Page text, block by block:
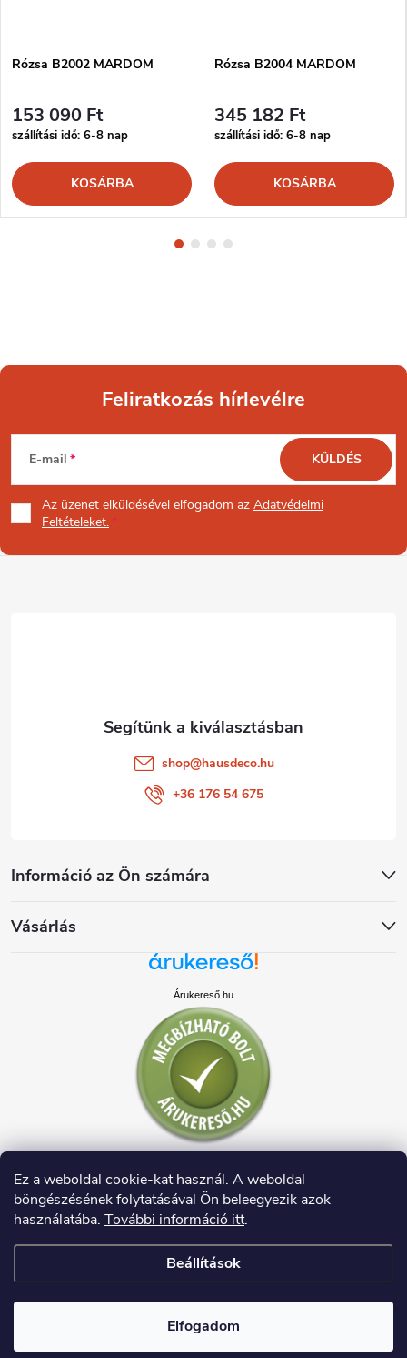
Ez a weboldal cookie-kat használ. A weboldal
böngészésének folytatásával Ön beleegyezik azok
használatába. További információ itt.
Beállítások
Elfogadom
Rózsa B2002 MARDOM
153 090 Ft
szállítási idő: 6-8 nap
KOSÁRBA
Rózsa B2004 MARDOM
345 182 Ft
szállítási idő: 6-8 nap
KOSÁRBA
L
á
b
Feliratkozás hírlevélre
E-mail
Az üzenet elküldésével elfogadom az Adatvédelmi
Feltételeket.
KÜLDÉS
Információ az Ön számára
Vásárlás
shop@hausdeco.hu
+36 176 54 675
Árukereső.hu
Shoptet készítette
Copyright 2026HAUSDECO.HU. Minden jog fenntartva.